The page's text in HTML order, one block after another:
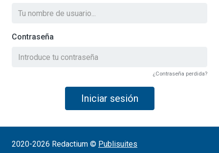
Contraseña
¿Contraseña perdida?
Iniciar sesión
2020-2026 Redactium © Publisuites